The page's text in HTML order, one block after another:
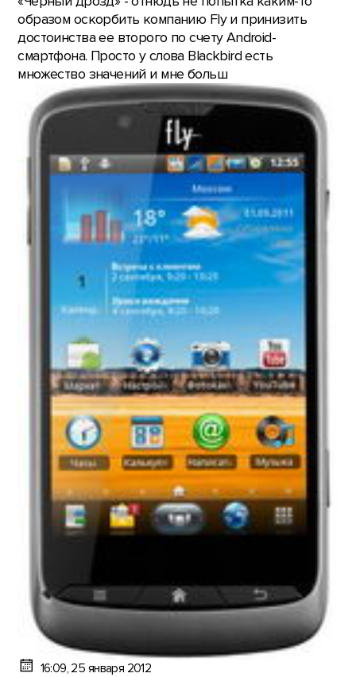
образом оскорбить компанию Fly и принизить
достоинства ее второго по счету Android-
смартфона. Просто у слова Blackbird есть
множество значений и мне больш
16:09, 25 января 2012